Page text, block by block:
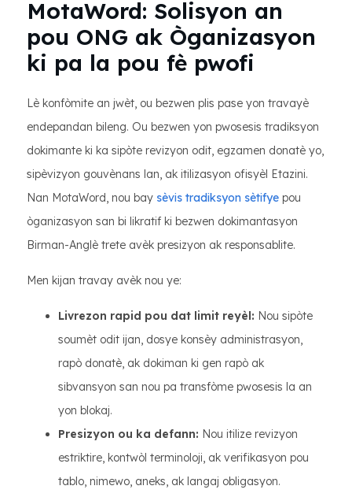
MotaWord: Solisyon an
pou ONG ak Òganizasyon
ki pa la pou fè pwofi
Lè konfòmite an jwèt, ou bezwen plis pase yon travayè
endepandan bileng. Ou bezwen yon pwosesis tradiksyon
dokimante ki ka sipòte revizyon odit, egzamen donatè yo,
sipèvizyon gouvènans lan, ak itilizasyon ofisyèl Etazini.
Nan MotaWord, nou bay sèvis tradiksyon sètifye pou
òganizasyon san bi likratif ki bezwen dokimantasyon
Birman-Anglè trete avèk presizyon ak responsablite.
Men kijan travay avèk nou ye:
Livrezon rapid pou dat limit reyèl: Nou sipòte
soumèt odit ijan, dosye konsèy administrasyon,
rapò donatè, ak dokiman ki gen rapò ak
sibvansyon san nou pa transfòme pwosesis la an
yon blokaj.
Presizyon ou ka defann: Nou itilize revizyon
estriktire, kontwòl terminoloji, ak verifikasyon pou
tablo, nimewo, aneks, ak langaj obligasyon.